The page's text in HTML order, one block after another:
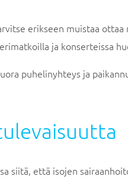
erikseen muistaa ottaa
ja konserteissa
puhelinyhteys ja
siitä, että isojen